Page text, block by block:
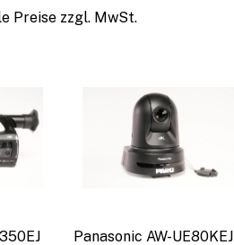
Preise zzgl. MwSt.
Panasonic AW-UE80KEJ